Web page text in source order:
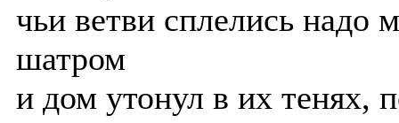
чьи ветви сплелись надо
шатром
и дом утонул в их